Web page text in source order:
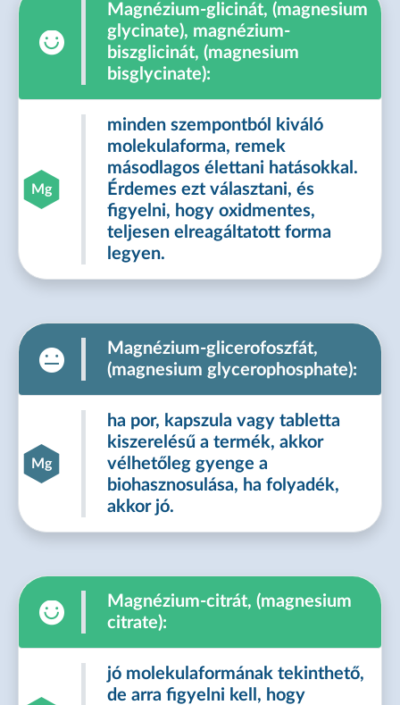
Magnézium-glicinát, (magnesium
glycinate), magnézium-
biszglicinát, (magnesium
bisglycinate):
Mg
minden szempontból kiváló
molekulaforma, remek
másodlagos élettani hatásokkal.
Érdemes ezt választani, és
figyelni, hogy oxidmentes,
teljesen elreagáltatott forma
legyen.
Magnézium-glicerofoszfát,
(magnesium glycerophosphate):
Mg
ha por, kapszula vagy tabletta
kiszerelésű a termék, akkor
vélhetőleg gyenge a
biohasznosulása, ha folyadék,
akkor jó.
Magnézium-citrát, (magnesium
citrate):
jó molekulaformának tekinthető,
de arra figyelni kell, hogy